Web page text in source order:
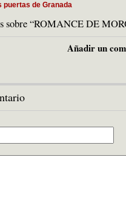
puertas de Granada
sobre “ROMANCE DE
Añadir un